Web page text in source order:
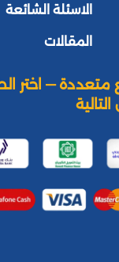
الاسئلة الشائعة
المقالات
متعددة — اختر